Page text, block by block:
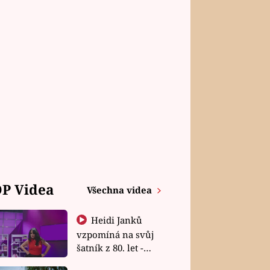
Videa Všechna videa
Heidi Janků
vzpomíná na svůj
šatník z 80. let -